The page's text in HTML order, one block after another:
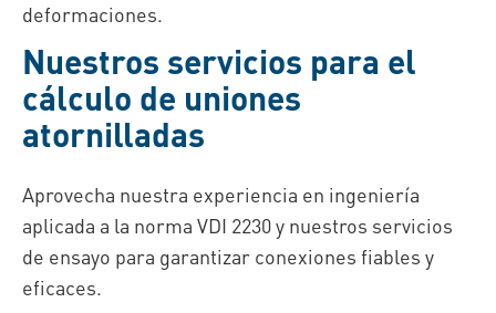
deformaciones.
Nuestros servicios para el
cálculo de uniones
atornilladas
Aprovecha nuestra experiencia en ingeniería
aplicada a la norma VDI 2230 y nuestros servicios
de ensayo para garantizar conexiones fiables y
eficaces.